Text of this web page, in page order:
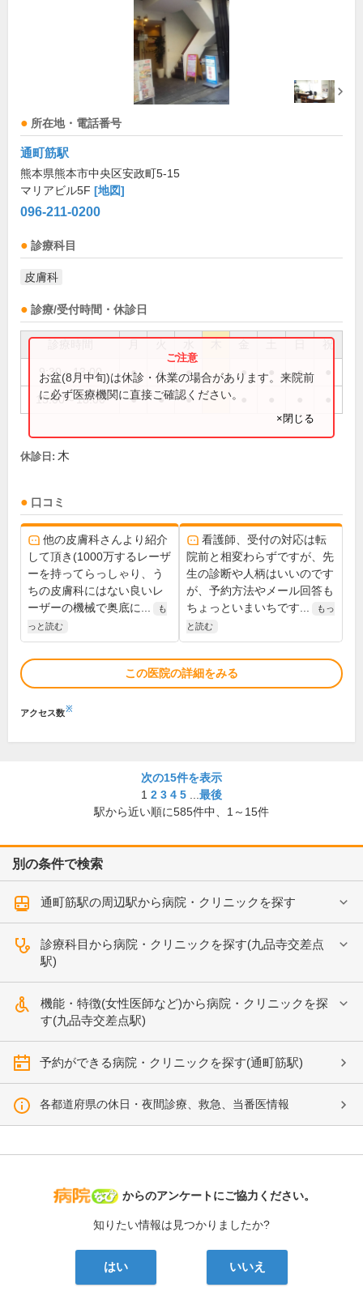
所在地・電話番号
通町筋駅
熊本県熊本市中央区安政町5-15
マリアビル5F [地図]
096-211-0200
診療科目
皮膚科
診療/受付時間・休診日
祝
9:30～13:00 ● ● ● ● ●
15:00～18:00 ● ● ●
お盆(8月中旬)は休診・休業の場合があります。来院前
に必ず医療機関に直接ご確認ください。
×閉じる
休診日: 木
口コミ
他の皮膚科さんより紹介
して頂き(1000万するレーザ
ーを持ってらっしゃり、う
ちの皮膚科にはない良いレ
ーザーの機械で奥底に...
も
っと読む
看護師、受付の対応は転
院前と相変わらずですが、先
生の診断や人柄はいいのです
が、予約方法やメール回答も
ちょっといまいちです...
もっ
と読む
この医院の詳細をみる
アクセス数※
次の15件を表示
1 2 3 4 5
最後
駅から近い順に585件中、 1～15件
別の条件で検索
通町筋駅の周辺駅から病院・クリニックを探す
診療科目から病院・クリニックを探す(九品寺交差点
駅)
機能・特徴(女性医師など)から病院・クリニックを探
す(九品寺交差点駅)
予約ができる病院・クリニックを探す(通町筋駅)
各都道府県の休日・夜間診療、救急、当番医情報
病院なび
からのアンケートにご協力ください。
知りたい情報は見つかりましたか?
はい いいえ